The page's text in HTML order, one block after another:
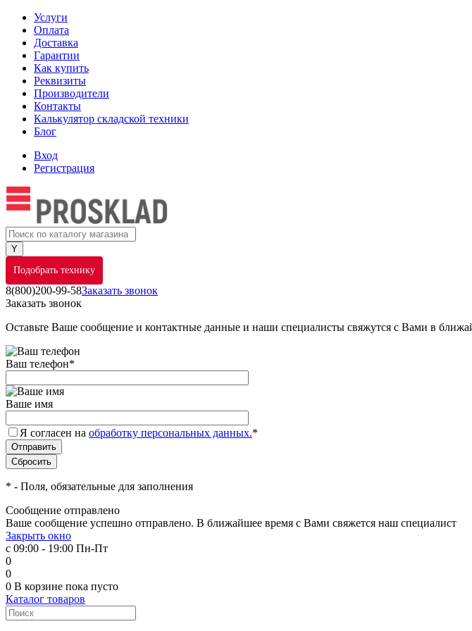
Услуги
Оплата
Доставка
Гарантии
Как купить
Реквизиты
Производители
Контакты
Калькулятор складской техники
Блог
Вход
Регистрация
Подобрать технику
8(800)200-99-58Заказать звонок
Заказать звонок
Оставьте Ваше сообщение и контактные данные и наши специалисты свяжутся с Вами в
Ваш телефон*
Ваше имя
Я согласен на обработку персональных данных.*
* - Поля, обязательные для заполнения
Сообщение отправлено
Ваше сообщение успешно отправлено. В ближайшее время с Вами свяжется наш специалист
Закрыть окно
с 09:00 - 19:00 Пн-Пт
0
0
0 В корзине пока пусто
Каталог товаров